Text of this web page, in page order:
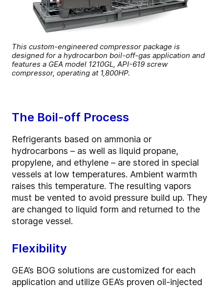
This custom-engineered compressor package is
designed for a hydrocarbon boil-off-gas application and
features a GEA model 1210GL, API-619 screw
compressor, operating at 1,800HP.
The Boil-off Process
Refrigerants based on ammonia or
hydrocarbons – as well as liquid propane,
propylene, and ethylene – are stored in special
vessels at low temperatures. Ambient warmth
raises this temperature. The resulting vapors
must be vented to avoid pressure build up. They
are changed to liquid form and returned to the
storage vessel.
Flexibility
GEA’s BOG solutions are customized for each
application and utilize GEA’s proven oil-injected